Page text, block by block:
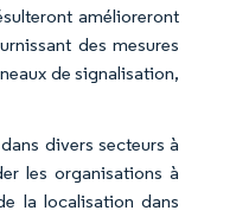
amélioreront
des mesures
de signalisation,
divers secteurs à
les organisations à
la localisation dans